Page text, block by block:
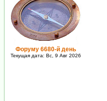
Форуму 6680-й день
Текущая дата: Вс, 9 Авг 2026